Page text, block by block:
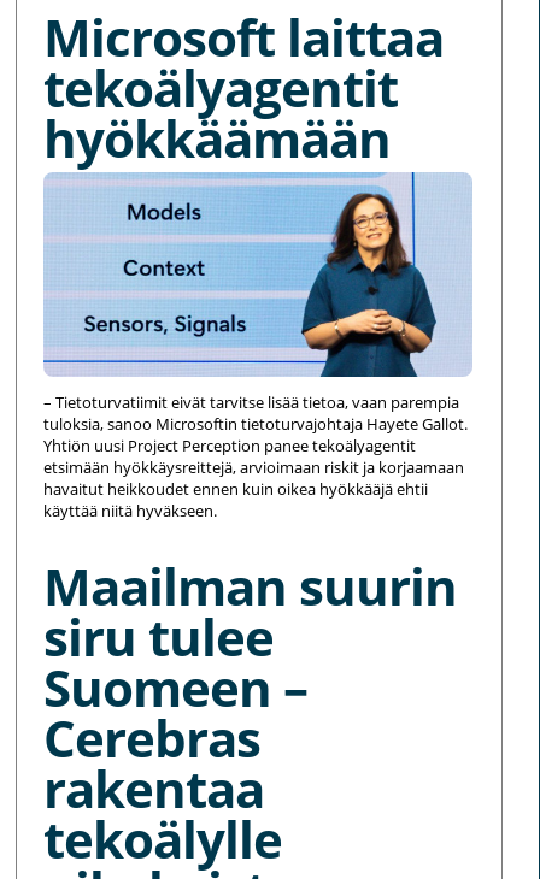
Microsoft laittaa
tekoälyagentit
hyökkäämään
– Tietoturvatiimit eivät tarvitse lisää tietoa, vaan parempia
tuloksia, sanoo Microsoftin tietoturvajohtaja Hayete Gallot.
Yhtiön uusi Project Perception panee tekoälyagentit
etsimään hyökkäysreittejä, arvioimaan riskit ja korjaamaan
havaitut heikkoudet ennen kuin oikea hyökkääjä ehtii
käyttää niitä hyväkseen.
Maailman suurin
siru tulee
Suomeen –
Cerebras
rakentaa
tekoälylle